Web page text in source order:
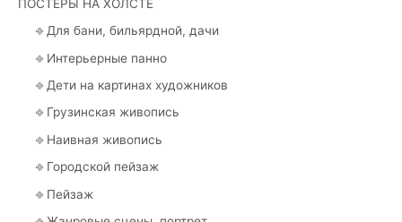
ПОСТЕРЫ НА ХОЛСТЕ
⎆ Для бани, бильярдной, дачи
⎆ Интерьерные панно
⎆ Дети на картинах художников
⎆ Грузинская живопись
⎆ Наивная живопись
⎆ Городской пейзаж
⎆ Пейзаж